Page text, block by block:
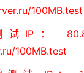
100MB.test
IP：
100MB.test